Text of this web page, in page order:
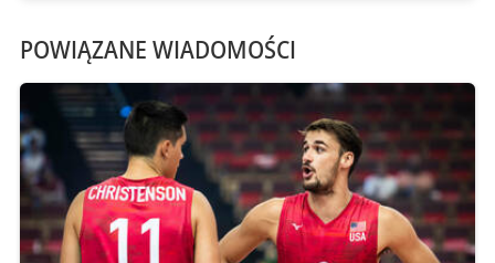
POWIĄZANE WIADOMOŚCI